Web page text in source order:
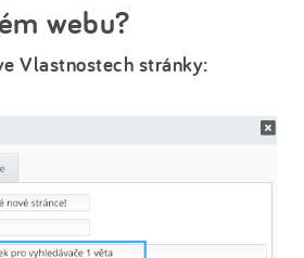
webu?
Vlastnostech stránky: